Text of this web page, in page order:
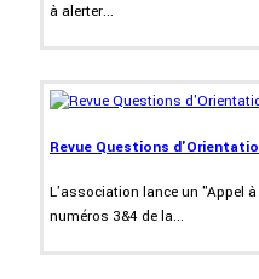
à alerter...
Revue Questions
L'association lance un "Appel
numéros 3&4 de la...